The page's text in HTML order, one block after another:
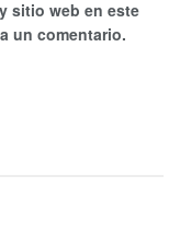
sitio web en este
un comentario.